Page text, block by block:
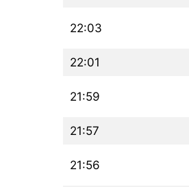
22:03
22:01
21:59
21:57
21:56